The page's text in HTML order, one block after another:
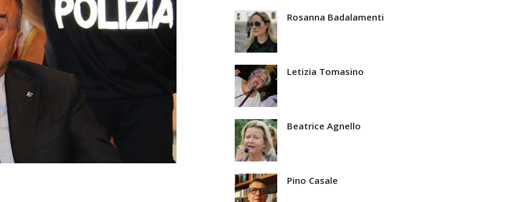
Rosanna Badalamenti
Letizia Tomasino
Beatrice Agnello
Pino Casale